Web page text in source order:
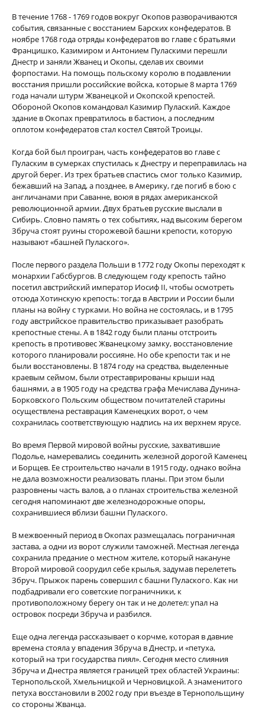
В течение 1768 - 1769 годов вокруг Окопов разворачиваются
события, связанные с восстанием Барских конфедератов. В
ноябре 1768 года отряды конфедератов во главе с братьями
Францишко, Казимиром и Антонием Пуласкими перешли
Днестр и заняли Жванец и Окопы, сделав их своими
форпостами. На помощь польскому королю в подавлении
восстания пришли российские войска, которые 8 марта 1769
года начали штурм Жванецкой и Окопской крепостей.
Обороной Окопов командовал Казимир Пулаский. Каждое
здание в Окопах превратилось в бастион, а последним
оплотом конфедератов стал костел Святой Троицы.
Когда бой был проигран, часть конфедератов во главе с
Пуласким в сумерках спустилась к Днестру и переправилась на
другой берег. Из трех братьев спастись смог только Казимир,
бежавший на Запад, а позднее, в Америку, где погиб в бою с
англичанами при Саванне, воюя в рядах американской
революционной армии. Двух братьев русские выслали в
Сибирь. Словно память о тех событиях, над высоким берегом
Збруча стоят руины сторожевой башни крепости, которую
называют «башней Пулаского».
После первого раздела Польши в 1772 году Окопы переходят к
монархии Габсбургов. В следующем году крепость тайно
посетил австрийский император Иосиф II, чтобы осмотреть
отсюда Хотинскую крепость: тогда в Австрии и России были
планы на войну с турками. Но война не состоялась, и в 1795
году австрийское правительство приказывает разобрать
крепостные стены. А в 1842 году были планы отстроить
крепость в противовес Жванецкому замку, восстановление
которого планировали россияне. Но обе крепости так и не
были восстановлены. В 1874 году на средства, выделенные
краевым сеймом, были отреставрированы крыши над
башнями, а в 1905 году на средства графа Мечислава Дунина-
Борковского Польским обществом почитателей старины
осуществлена реставрация Каменецких ворот, о чем
сохранилась соответствующую надпись на их верхнем ярусе.
Во время Первой мировой войны русские, захватившие
Подолье, намеревались соединить железной дорогой Каменец
и Борщев. Ее строительство начали в 1915 году, однако война
не дала возможности реализовать планы. При этом были
разровнены часть валов, а о планах строительства железной
сегодня напоминают две железнодорожные опоры,
сохранившиеся вблизи башни Пулаского.
В межвоенный период в Окопах размещалась пограничная
застава, а одни из ворот служили таможней. Местная легенда
сохранила предание о местном жителе, который накануне
Второй мировой соорудил себе крылья, задумав перелететь
Збруч. Прыжок парень совершил с башни Пулаского. Как ни
подбадривали его советские пограничники, к
противоположному берегу он так и не долетел: упал на
островок посреди Збруча и разбился.
Еще одна легенда рассказывает о корчме, которая в давние
времена стояла у впадения Збруча в Днестр, и «петуха,
который на три государства пиял». Сегодня место слияния
Збруча и Днестра является границей трех областей Украины:
Тернопольской, Хмельницкой и Черновицкой. А знаменитого
петуха восстановили в 2002 году при въезде в Тернопольщину
со стороны Жванца.